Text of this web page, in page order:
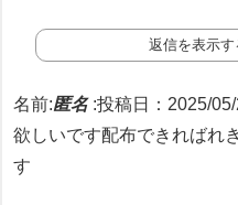
返信を表示す
名前:匿名:投稿日：2025/
欲しいです配布できればれ
す